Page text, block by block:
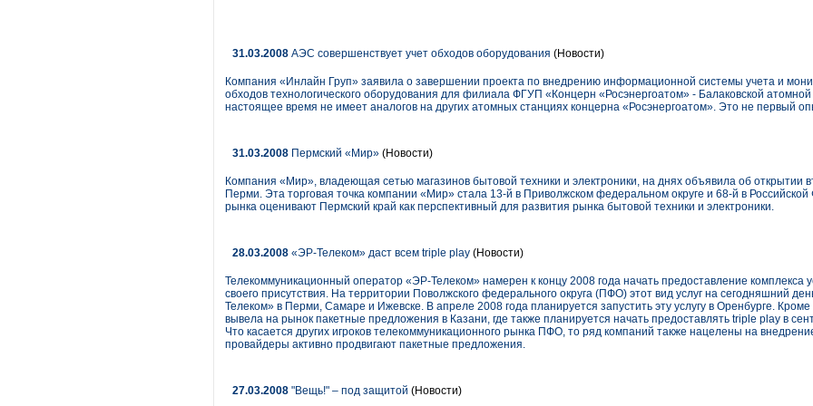
31.03.2008 АЭС совершенствует учет обходов оборудования (Новости)
Компания «Инлайн Груп» заявила о завершении проекта по внедрению информационной системы учета и
обходов технологического оборудования для филиала ФГУП «Концерн «Росэнергоатом» - Балаковской
настоящее время не имеет аналогов на других атомных станциях концерна «Росэнергоатом». Это не первый
31.03.2008 Пермский «Мир» (Новости)
Компания «Мир», владеющая сетью магазинов бытовой техники и электроники, на днях объявила об открытии
Перми. Эта торговая точка компании «Мир» стала 13-й в Приволжском федеральном округе и 68-й в
рынка оценивают Пермский край как перспективный для развития рынка бытовой техники и электроники.
28.03.2008 «ЭР-Телеком» даст всем triple play (Новости)
Телекоммуникационный оператор «ЭР-Телеком» намерен к концу 2008 года начать предоставление комплекса
своего присутствия. На территории Поволжского федерального округа (ПФО) этот вид услуг на сегодняшний
Телеком» в Перми, Самаре и Ижевске. В апреле 2008 года планируется запустить эту услугу в Оренбурге.
вывела на рынок пакетные предложения в Казани, где также планируется начать предоставлять triple play в
Что касается других игроков телекоммуникационного рынка ПФО, то ряд компаний также нацелены на
провайдеры активно продвигают пакетные предложения.
27.03.2008 "Вещь!" – под защитой (Новости)